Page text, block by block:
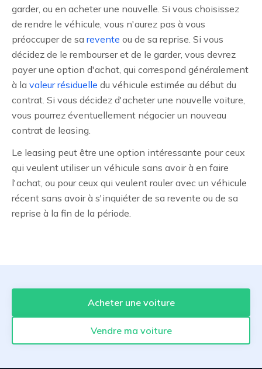
garder, ou en acheter une nouvelle. Si vous choisissez
de rendre le véhicule, vous n'aurez pas à vous
préoccuper de sa revente ou de sa reprise. Si vous
décidez de le rembourser et de le garder, vous devrez
payer une option d'achat, qui correspond généralement
à la valeur résiduelle du véhicule estimée au début du
contrat. Si vous décidez d'acheter une nouvelle voiture,
vous pourrez éventuellement négocier un nouveau
contrat de leasing.
Le leasing peut être une option intéressante pour ceux
qui veulent utiliser un véhicule sans avoir à en faire
l'achat, ou pour ceux qui veulent rouler avec un véhicule
récent sans avoir à s'inquiéter de sa revente ou de sa
reprise à la fin de la période.
Acheter une voiture
Vendre ma voiture